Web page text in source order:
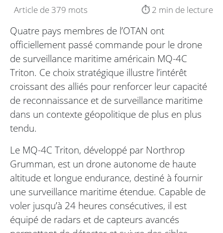
Article de 379 mots ⏱️ 2 min de lecture
Quatre pays membres de l’OTAN ont
officiellement passé commande pour le drone
de surveillance maritime américain MQ-4C
Triton. Ce choix stratégique illustre l’intérêt
croissant des alliés pour renforcer leur capacité
de reconnaissance et de surveillance maritime
dans un contexte géopolitique de plus en plus
tendu.
Le MQ-4C Triton, développé par Northrop
Grumman, est un drone autonome de haute
altitude et longue endurance, destiné à fournir
une surveillance maritime étendue. Capable de
voler jusqu’à 24 heures consécutives, il est
équipé de radars et de capteurs avancés